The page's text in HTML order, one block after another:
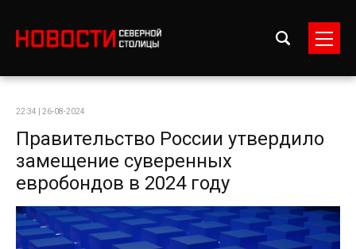
22:34 | 26-08-2024
Правительство России утвердило
замещение суверенных
евробондов в 2024 году